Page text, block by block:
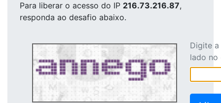
Para liberar o acesso do IP 216.73.216.87,
responda ao desafio abaixo.
Digite
lado no